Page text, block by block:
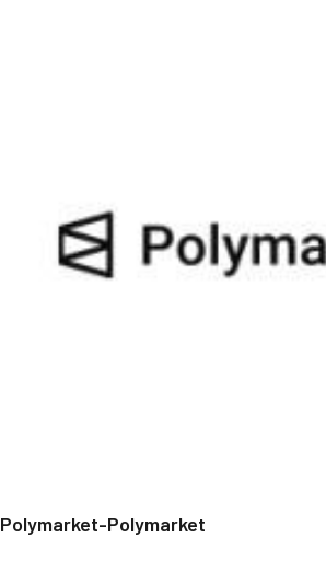
Polymarket-Polymarket